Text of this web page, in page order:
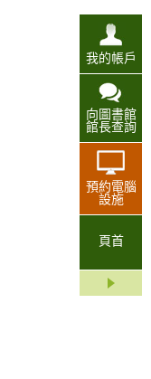
我的帳戶
向圖書館
館長查詢
預約電腦
設施
頁首